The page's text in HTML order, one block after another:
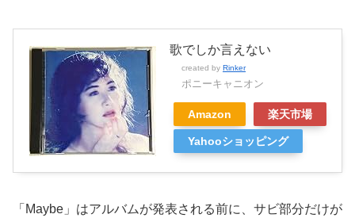
歌でしか言えない
created by Rinker
ポニーキャニオン
Amazon 楽天市場
Yahooショッピング
「Maybe」はアルバムが発表される前に、サビ部分だけが